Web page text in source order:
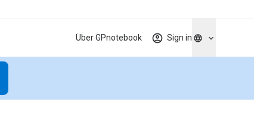
Über GPnotebook Sign in